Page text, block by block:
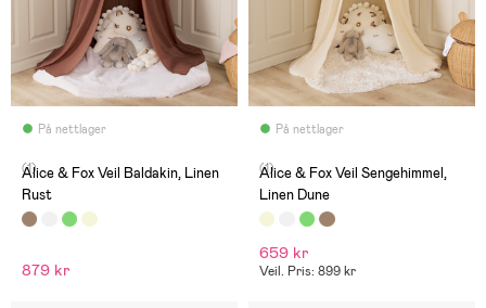
På nettlager
(1)
Alice & Fox Veil Baldakin, Linen
Rust
879 kr
På nettlager
(1)
Alice & Fox Veil Sengehimmel,
Linen Dune
659 kr
Veil. Pris: 899 kr